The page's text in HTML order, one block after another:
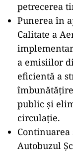
petrecerea
Punerea în
Calitate a
a emisiilor
eficientă a
public şi
circulaţie.
Autobuzul